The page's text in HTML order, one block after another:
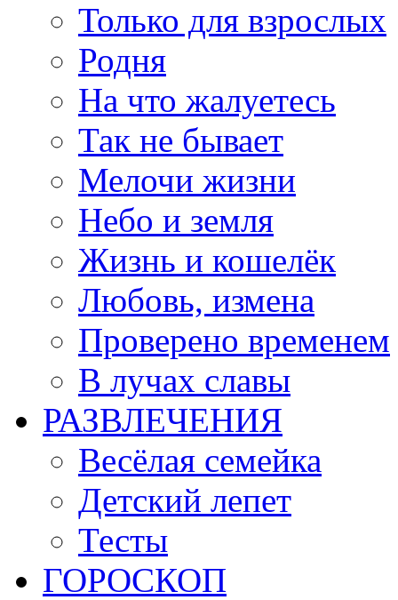
Только для взрослых
Родня
На что жалуетесь
Так не бывает
Мелочи жизни
Небо и земля
Жизнь и кошелёк
Любовь, измена
Проверено временем
В лучах славы
РАЗВЛЕЧЕНИЯ
Весёлая семейка
Детский лепет
Тесты
ГОРОСКОП